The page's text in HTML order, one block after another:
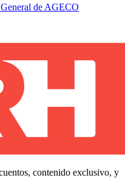
de AGECO
contenido exclusivo, y